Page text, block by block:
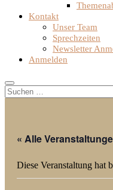
Kontakt
Unser Team
Sprechzeiten
Newsletter
Anmelden
Suchen …
« Alle
Diese Veranstaltung hat